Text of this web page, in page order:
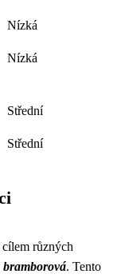
Nízká
Nízká
Střední
Střední
různých
. Tento